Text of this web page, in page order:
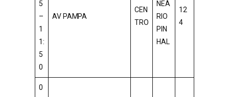
5
–
1
1:
5
0
AV PAMPA
CEN
TRO
NEÁ
RIO
PIN
HAL
12
4
0